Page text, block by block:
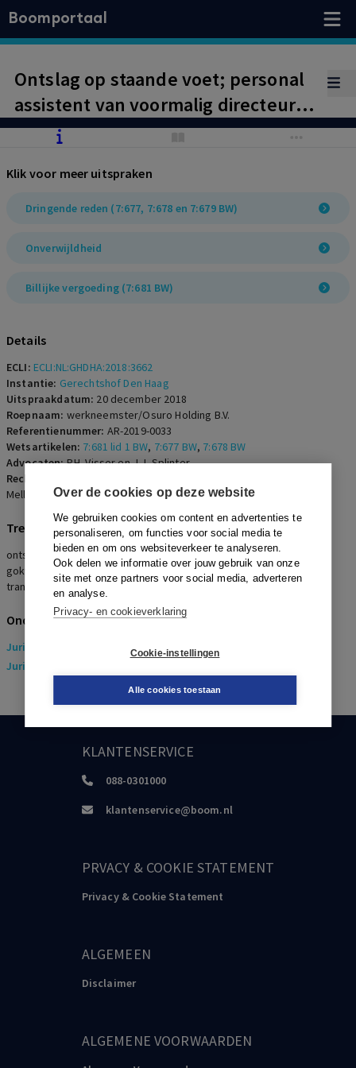
Over de cookies op deze website
We gebruiken cookies om content en advertenties te
personaliseren, om functies voor social media te
bieden en om ons websiteverkeer te analyseren.
Ook delen we informatie over jouw gebruik van onze
site met onze partners voor social media, adverteren
en analyse.
Privacy- en cookieverklaring
Cookie-instellingen
Alle cookies toestaan
Boomportaal
Ontslag op staande voet; personal
assistent van voormalig directeur
geeft aan de nieuwe directeur geen
transacties uit het verleden.
Klik voor meer uitspraken
Dringende reden (7:677, 7:678 en 7:679 BW)
Onverwijldheid
Billijke vergoeding (7:681 BW)
Details
ECLI: ECLI:NL:GHDHA:2018:3662
Instantie: Gerechtshof Den Haag
Uitspraakdatum: 20 december 2018
Roepnaam: werkneemster/Osuro Holding B.V.
Referentienummer: AR-2019-0033
Wetsartikelen: 7:681 lid 1 BW, 7:677 BW, 7:678 BW
Advocaten:P.H. Visser en J.J. Splinter
Rechters:
Mellema
Trefwoorden
ontslag op staande voet, directiesecretaresse, nieuwe directeur,
gokverslaving statutair directeur, openheid van zaken, financiële
transacties, dringende reden, onverwijld, billijke vergoeding
Onderwerpen
Juridisch
Juridisch
KLANTENSERVICE
088-0301000
klantenservice@boom.nl
PRVACY & COOKIE STATEMENT
Privacy & Cookie Statement
ALGEMEEN
Disclaimer
ALGEMENE VOORWAARDEN